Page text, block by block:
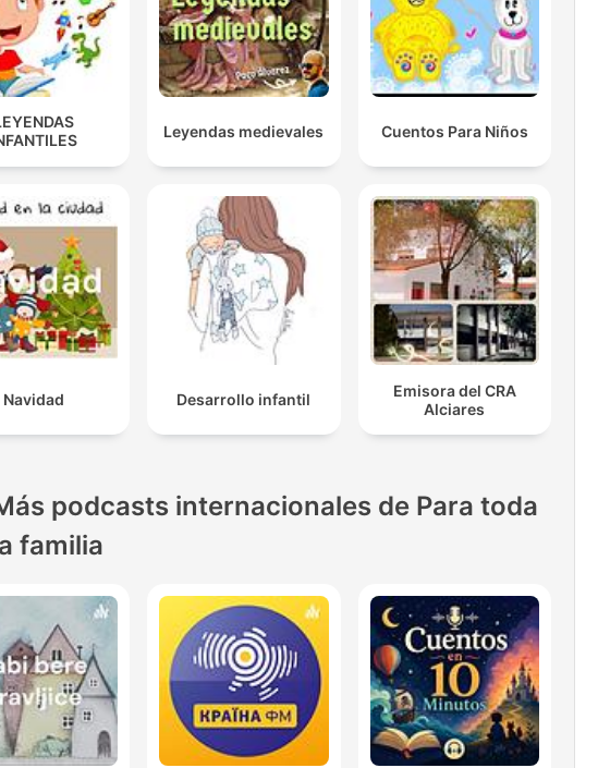
Leyendas medievales Cuentos Para Niños
Navidad Desarrollo infantil
Emisora del CRA
Alciares
podcasts internacionales de Para toda
familia